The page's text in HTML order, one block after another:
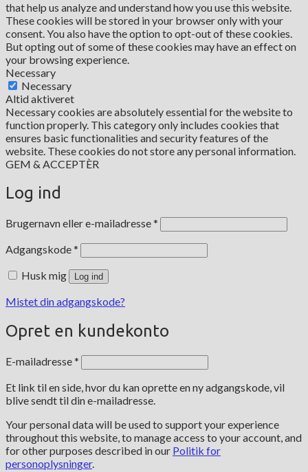
that help us analyze and understand how you use this website.
These cookies will be stored in your browser only with your
consent. You also have the option to opt-out of these cookies.
But opting out of some of these cookies may have an effect on
your browsing experience.
Necessary
Necessary
Altid aktiveret
Necessary cookies are absolutely essential for the website to
function properly. This category only includes cookies that
ensures basic functionalities and security features of the
website. These cookies do not store any personal information.
GEM & ACCEPTÈR
Log ind
Brugernavn eller e-mailadresse*
Adgangskode*
Husk mig Log ind
Mistet din adgangskode?
Opret en kundekonto
E-mailadresse*
Et link til en side, hvor du kan oprette en ny adgangskode, vil
blive sendt til din e-mailadresse.
Your personal data will be used to support your experience
throughout this website, to manage access to your account, and
for other purposes described in our Politik for
personoplysninger.